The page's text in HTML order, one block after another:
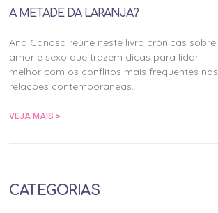
A METADE DA LARANJA?
Ana Canosa reúne neste livro crônicas sobre
amor e sexo que trazem dicas para lidar
melhor com os conflitos mais frequentes nas
relações contemporâneas.
VEJA MAIS >
CATEGORIAS